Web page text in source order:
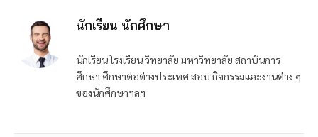
นักเรียน นักศึกษา
นักเรียน โรงเรียน วิทยาลัย มหาวิทยาลัย สถาบันการ
ศึกษา ศึกษาต่อต่างประเทศ สอบ กิจกรรมและงานต่าง ๆ
ของนักศึกษาฯลฯ